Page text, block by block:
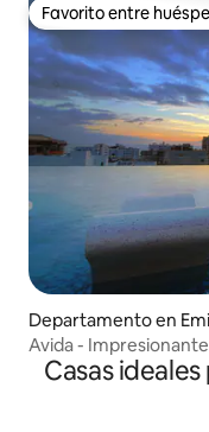
Favorito entre
Favorito entre
Departamento en
Avida -
Casas